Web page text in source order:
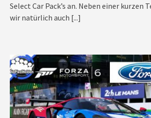
Select Car Pack’s an. Neben einer kurzen
wir natürlich auch [...]